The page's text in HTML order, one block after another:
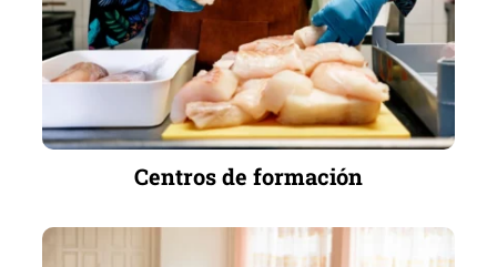
Centros de formación